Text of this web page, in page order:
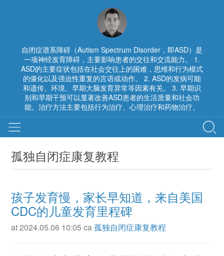
自闭症谱系障碍（Autism Spectrum Disorder，即ASD）是
一项神经发育障碍，主要影响患者的交往和交流能力。 1.
ASD的主要症状包括在社会交往上的困难，思维和行为模式
的僵化以及强迫性重复的言语或动作。 2. ASD的发病可能
和遗传、环境、早期大脑发育异常等因素有关。 3. 早期识
别和早期干预可以显著改善ASD患者的生活质量和社会功
能。治疗方法主要包括行为治疗、心理治疗和药物治疗。
孤独自闭症康复教程
孩子发育慢，家长早知道，来自美国
CDC的儿童发育里程碑
at 2024.05.06 10:05 ca孤独自闭症康复教程